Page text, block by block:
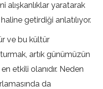
alışkanlıklar yaratarak
getirdiği anlatılıyor.
ve bu kültür
artık günümüzün
etkili olanıdır. Neden
da